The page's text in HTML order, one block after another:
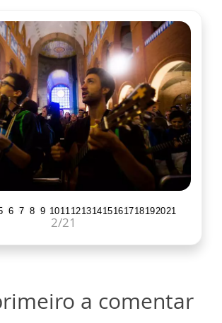
6 7 8 9 1011 12131415161718192021
2/21
a comentar